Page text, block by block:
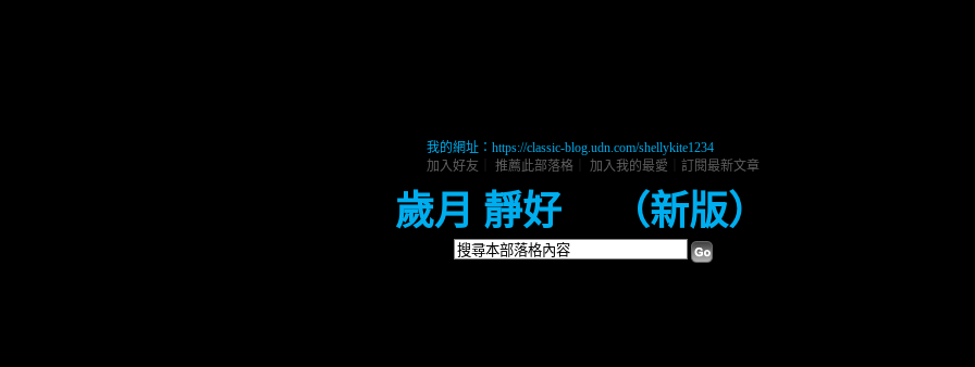
歲月 靜好 （新版）
加入好友 推薦此部落格 加入我的最愛 訂閱最新文章
我的網址：https://classic-blog.udn.com/shellykite1234